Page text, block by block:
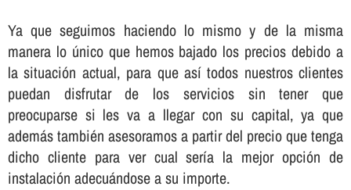
Ya que seguimos haciendo lo mismo y de la misma
manera lo único que hemos bajado los precios debido a
la situación actual, para que así­ todos nuestros clientes
puedan disfrutar de los servicios sin tener que
preocuparse si les va a llegar con su capital, ya que
además también asesoramos a partir del precio que tenga
dicho cliente para ver cual serí­a la mejor opción de
instalación adecuándose a su importe.